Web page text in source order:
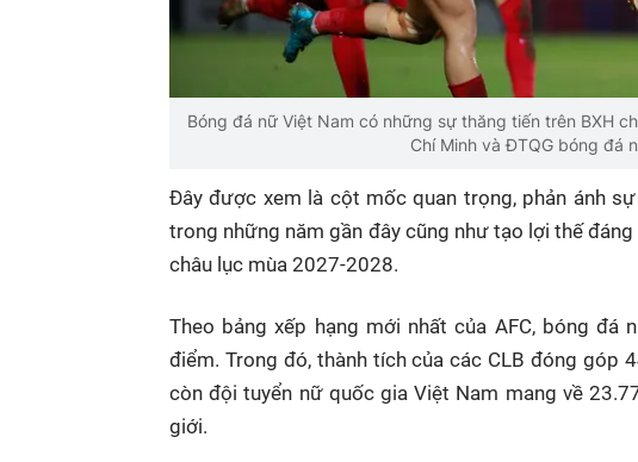
Bóng đá nữ Việt Nam có những sự thăng tiến trên BXH
Chí Minh và ĐTQG bóng đá
Đây được xem là cột mốc quan trọng, phản ánh
trong những năm gần đây cũng như tạo lợi thế
châu lục mùa 2027-2028.
Theo bảng xếp hạng mới nhất của AFC, bóng
điểm. Trong đó, thành tích của các CLB đóng góp
còn đội tuyển nữ quốc gia Việt Nam mang về
giới.